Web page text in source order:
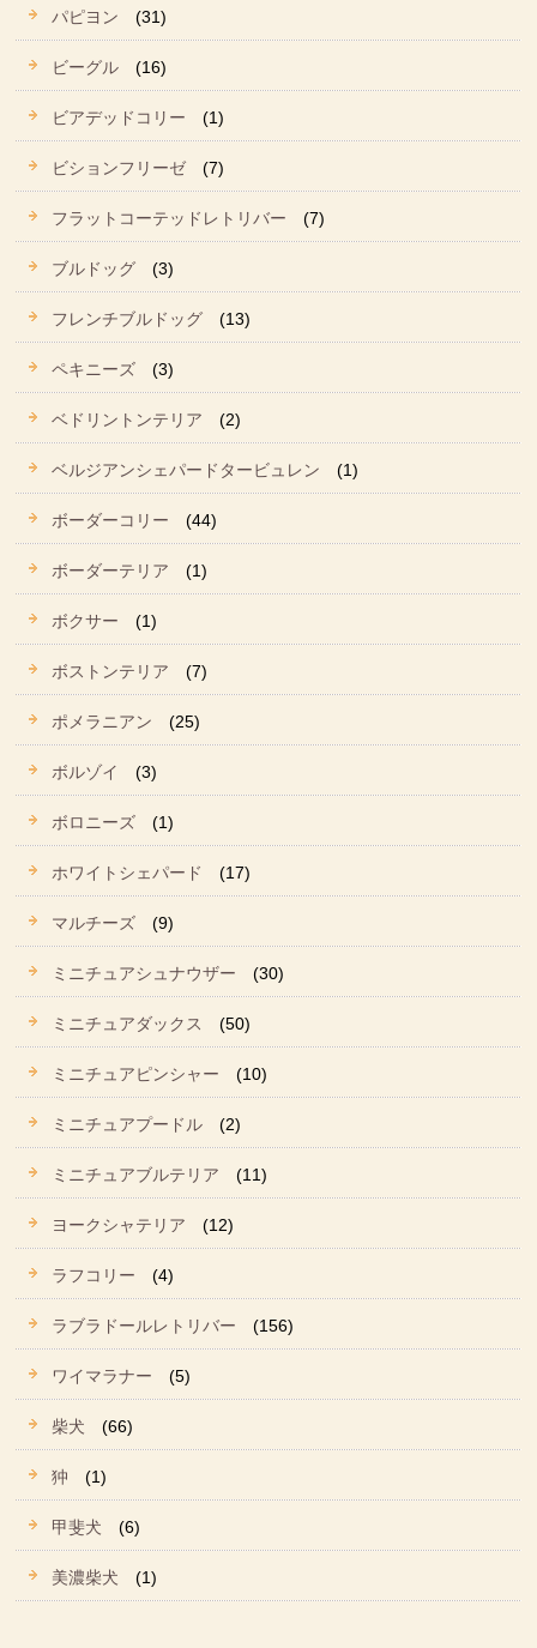
パピヨン (31)
ビーグル (16)
ビアデッドコリー (1)
ビションフリーゼ (7)
フラットコーテッドレトリバー (7)
ブルドッグ (3)
フレンチブルドッグ (13)
ペキニーズ (3)
ベドリントンテリア (2)
ベルジアンシェパードタービュレン (1)
ボーダーコリー (44)
ボーダーテリア (1)
ボクサー (1)
ボストンテリア (7)
ポメラニアン (25)
ボルゾイ (3)
ボロニーズ (1)
ホワイトシェパード (17)
マルチーズ (9)
ミニチュアシュナウザー (30)
ミニチュアダックス (50)
ミニチュアピンシャー (10)
ミニチュアプードル (2)
ミニチュアブルテリア (11)
ヨークシャテリア (12)
ラフコリー (4)
ラブラドールレトリバー (156)
ワイマラナー (5)
柴犬 (66)
狆 (1)
甲斐犬 (6)
美濃柴犬 (1)